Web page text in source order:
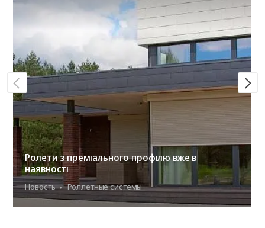
Ролети з преміального профілю вже в
наявності
Новость Роллетные системы